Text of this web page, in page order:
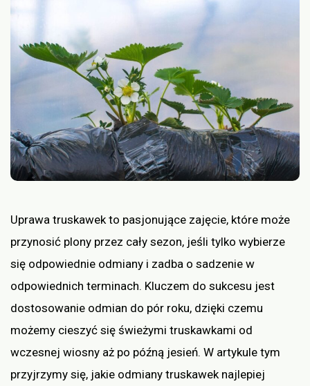
Uprawa truskawek to pasjonujące zajęcie, które może
przynosić plony przez cały sezon, jeśli tylko wybierze
się odpowiednie odmiany i zadba o sadzenie w
odpowiednich terminach. Kluczem do sukcesu jest
dostosowanie odmian do pór roku, dzięki czemu
możemy cieszyć się świeżymi truskawkami od
wczesnej wiosny aż po późną jesień. W artykule tym
przyjrzymy się, jakie odmiany truskawek najlepiej